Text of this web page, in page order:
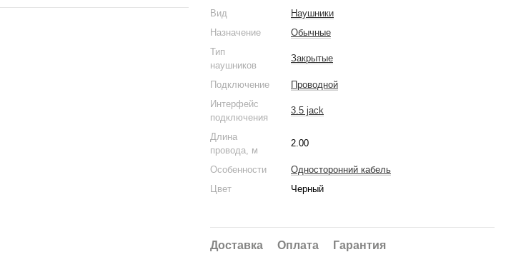
Вид
Наушники
Назначение
Обычные
Тип
наушников
Закрытые
Подключение
Проводной
Интерфейс
подключения
3.5 jack
Длина
провода, м
2.00
Особенности
Односторонний кабель
Цвет
Черный
Доставка Оплата Гарантия